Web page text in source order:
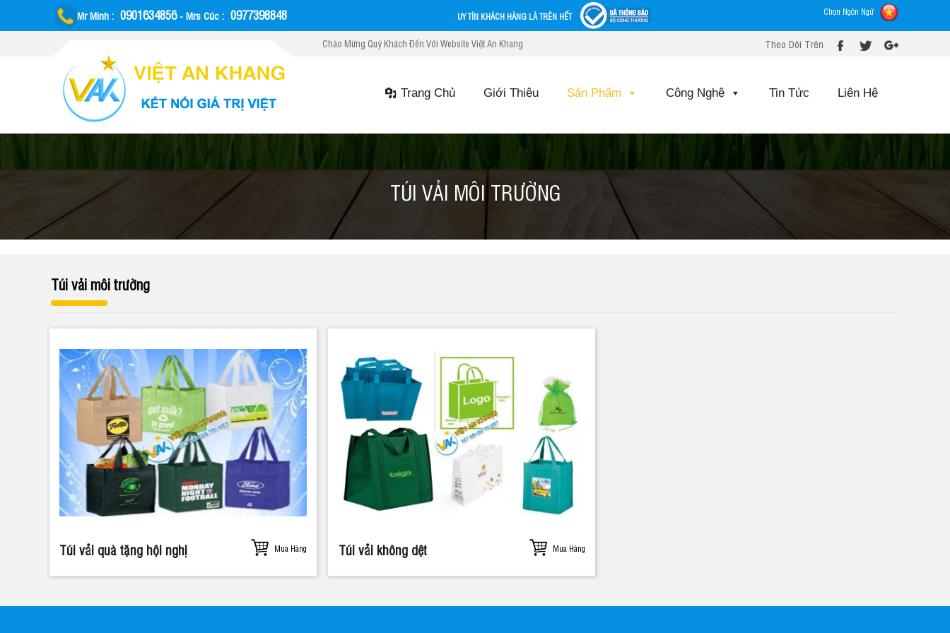
Mr Minh : 0901634856- Mrs Cúc : 0977398848 UY TÍN KHÁCH HÀNG LÀ TRÊN HẾT Chọn Ngôn Ngữ
Chào Mừng Quý Khách Đến Với Website Việt An Khang Theo Dõi Trên
Trang Chủ Giới Thiệu Sản Phẩm Công Nghệ Tin Tức Liên Hệ
TÚI VẢI MÔI TRƯỜNG
Túi vải môi trường
Túi vải quà tặng hội nghị Mua Hàng Túi vải không dệt Mua Hàng